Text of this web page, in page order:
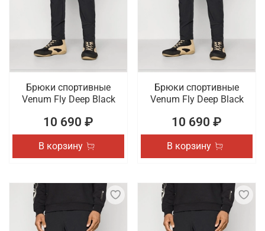
Брюки спортивные
Venum Fly Deep Black
10 690 ₽
В корзину
Брюки спортивные
Venum Fly Deep Black
10 690 ₽
В корзину